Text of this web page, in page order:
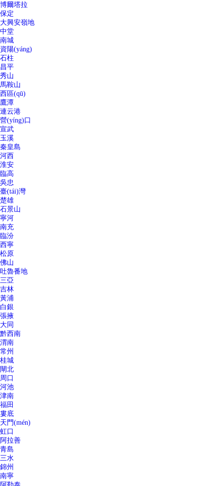
博爾塔拉
保定
大興安嶺地
中堂
南城
資陽(yáng)
石柱
昌平
秀山
馬鞍山
西區(qū)
鷹潭
連云港
營(yíng)口
宣武
玉溪
秦皇島
河西
淮安
臨高
吳忠
臺(tái)灣
楚雄
石景山
寧河
南充
臨汾
西寧
松原
佛山
吐魯番地
三亞
吉林
黃浦
白銀
張掖
大同
黔西南
渭南
常州
桂城
閘北
周口
河池
津南
福田
婁底
天門(mén)
虹口
阿拉善
青島
三水
錦州
南寧